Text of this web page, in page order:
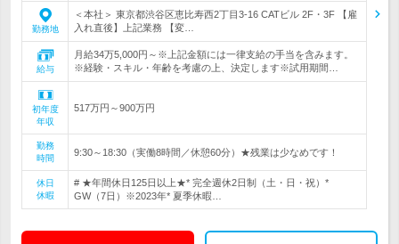
勤務地
＜本社＞ 東京都渋谷区恵比寿西2丁目3-16 CATビル 2F・3F 【雇
入れ直後】上記業務 【変…
給与
月給34万5,000円～※上記金額には一律支給の手当を含みます。
※経験・スキル・年齢を考慮の上、決定します※試用期間…
初年度
年収
517万円～900万円
勤務
時間
9:30～18:30（実働8時間／休憩60分）★残業は少なめです！
休日
休暇
# ★年間休日125日以上★* 完全週休2日制（土・日・祝）*
GW（7日）※2023年* 夏季休暇…